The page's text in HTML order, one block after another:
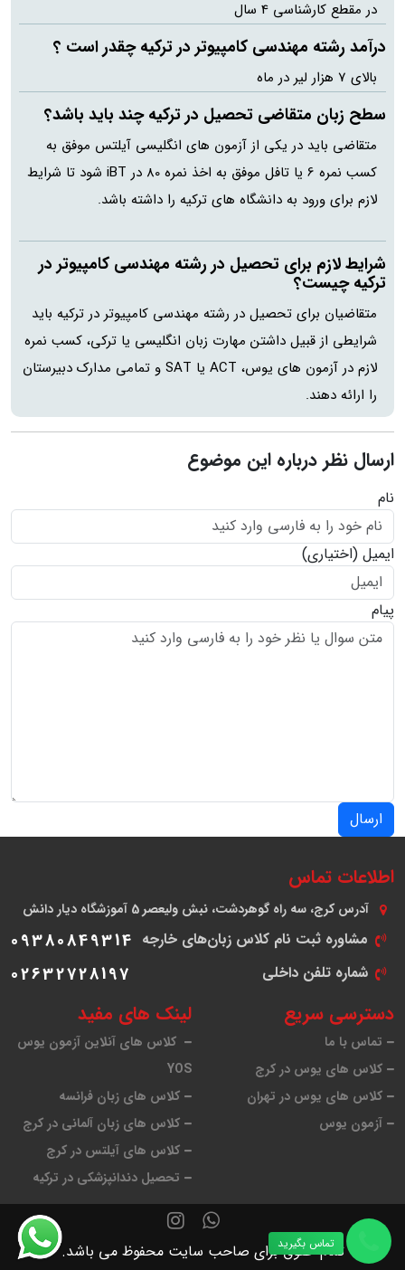
در مقطع کارشناسی 4 سال
درآمد رشته مهندسی کامپیوتر در ترکیه چقدر است ؟
بالای 7 هزار لیر در ماه
سطح زبان متقاضی تحصیل در ترکیه چند باید باشد؟
متقاضی باید در یکی از آزمون های انگلیسی آیلتس موفق به
کسب نمره 6 یا تافل موفق به اخذ نمره 80 در iBT شود تا شرایط
لازم برای ورود به دانشگاه های ترکیه را داشته باشد.
شرایط لازم برای تحصیل در رشته مهندسی کامپیوتر در
ترکیه چیست؟
متقاضیان برای تحصیل در رشته مهندسی کامپیوتر در ترکیه باید
شرایطی از قبیل داشتن مهارت زبان انگلیسی یا ترکی، کسب نمره
لازم در آزمون های یوس، ACT یا SAT و تمامی مدارک دبیرستان
را ارائه دهند.
ارسال نظر درباره این موضوع
نام
ایمیل (اختیاری)
پیام
ارسال
لینک های مفید
کلاس های آنلاین آزمون یوس
YOS
کلاس های زبان فرانسه
کلاس های زبان آلمانی در کرج
کلاس های آیلتس در کرج
تحصیل دندانپزشکی در ترکیه
دسترسی سریع
تماس با ما
کلاس های یوس در کرج
کلاس های یوس در تهران
آزمون یوس
اطلاعات تماس
آدرس کرج، سه راه گوهردشت، نبش ولیعصر 5 آموزشگاه دیار دانش
مشاوره ثبت نام کلاس زبان‌های خارجه 09380849314
شماره تلفن داخلی 02632728197
تمام حقوق برای صاحب سایت محفوظ می باشد.
تماس بگیرید